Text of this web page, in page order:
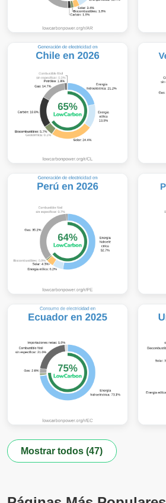
Mostrar todos (47)